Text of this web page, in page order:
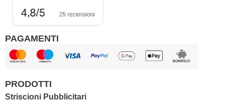
PAGAMENTI
PRODOTTI
Striscioni Pubblicitari